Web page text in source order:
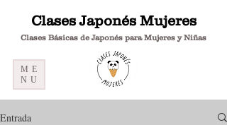
Clases Básicas de Japonés para Mujeres y Niñas
Clases Japonés Mujeres
ME
NU
Entrada